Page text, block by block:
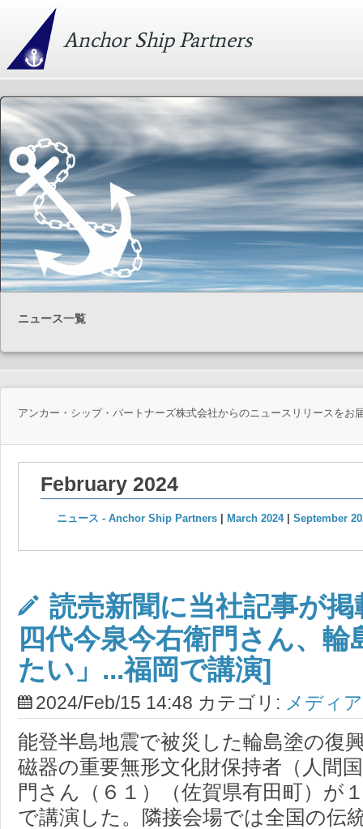
Anchor Ship Partners
ニュース一覧
アンカー・シップ・パートナーズ株式会社からのニュースリリースをお
February 2024
ニュース - Anchor Ship Partners March 2024|September
読売新聞に当社記事が
四代今泉今右衛門さん、
たい」...福岡で講演]
2024/Feb/15 14:48 カテゴリ: メディ
能登半島地震で被災した輪島塗の復
磁器の重要無形文化財保持者（人間
門さん（６１）（佐賀県有田町）が
で講演した。隣接会場では全国の伝